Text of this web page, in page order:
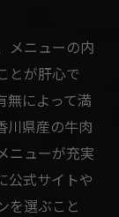
メニューの内
とが肝心で
無によって満
川県産の牛肉
ニューが充実
公式サイトや
を選ぶこと